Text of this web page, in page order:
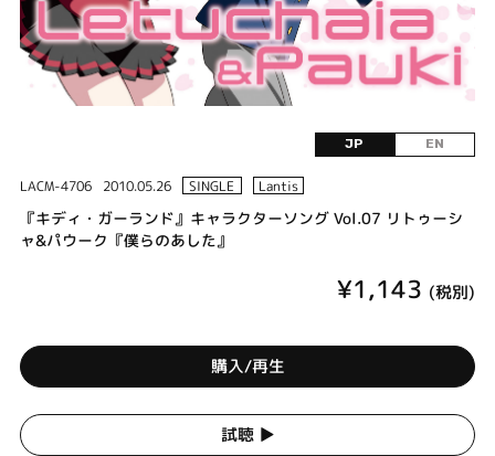
JP EN
LACM-4706 2010.05.26 SINGLE Lantis
『キディ・ガーランド』キャラクターソング Vol.07 リトゥーシ
ャ&パウーク『僕らのあした』
¥1,143 (税別)
購入/再生
試聴 ▶︎